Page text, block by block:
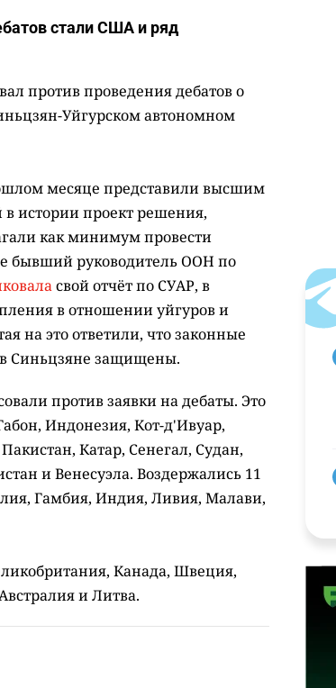
стали США и ряд
против проведения дебатов о
Уйгурском автономном
месяце представили высшим
истории проект решения,
как минимум провести
бывший руководитель ООН по
свой отчёт по СУАР, в
в отношении уйгуров и
на это ответили, что законные
в Синьцзяне защищены.
против заявки на дебаты. Это
Индонезия, Кот-д'Ивуар,
Катар, Сенегал, Судан,
и Венесуэла. Воздержались 11
Гамбия, Индия, Ливия, Малави,
Канада, Швеция,
и Литва.